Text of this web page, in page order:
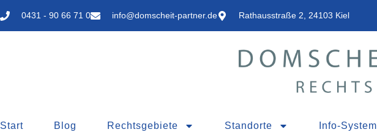
0431 - 90 66 71 0 info@domscheit-partner.de Rathausstraße 2, 24103 Kiel
Start Blog Rechtsgebiete Standorte Info-System